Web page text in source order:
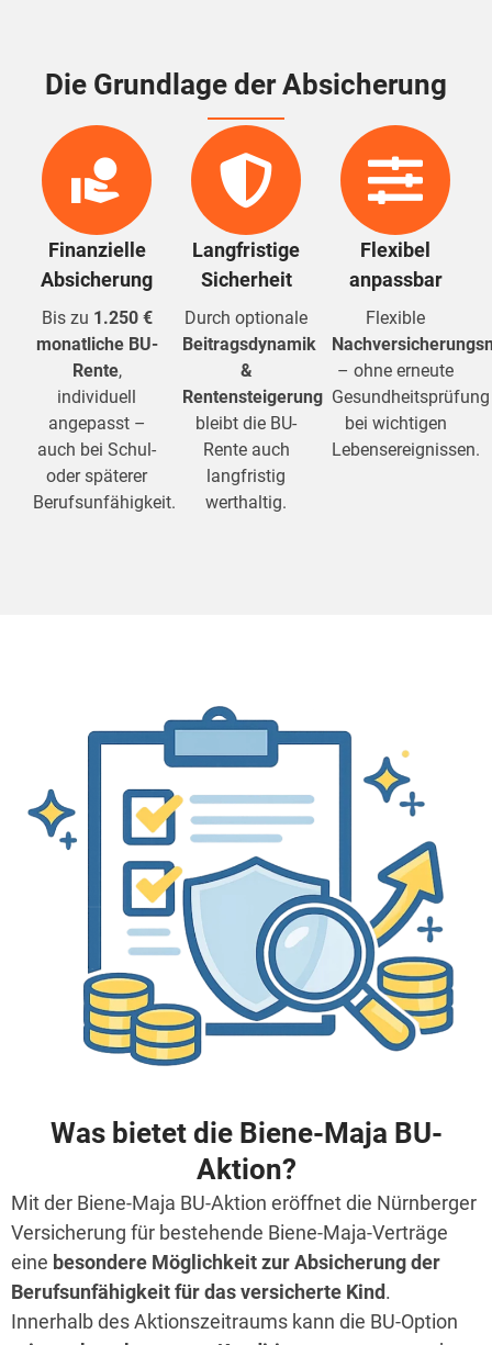
Die Grundlage der Absicherung
Finanzielle
Absicherung
Bis zu 1.250 €
monatliche BU-
Rente,
individuell
angepasst –
auch bei Schul-
oder späterer
Berufsunfähigkeit.
Langfristige
Sicherheit
Durch optionale
Beitragsdynamik
&
Rentensteigerung
bleibt die BU-
Rente auch
langfristig
werthaltig.
Flexibel
anpassbar
Flexible
– ohne erneute
Gesundheitsprüfung
bei wichtigen
Lebensereignissen.
Was bietet die Biene-Maja BU-
Aktion?
Mit der Biene-Maja BU-Aktion eröffnet die Nürnberger
Versicherung für bestehende Biene-Maja-Verträge
eine besondere Möglichkeit zur Absicherung der
Berufsunfähigkeit für das versicherte Kind.
Innerhalb des Aktionszeitraums kann die BU-Option